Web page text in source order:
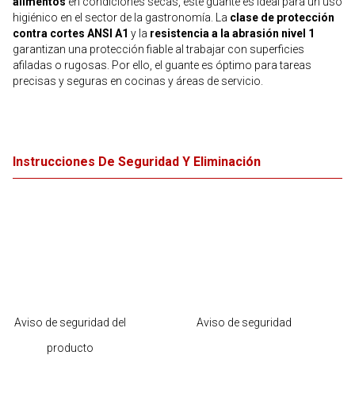
higiénico en el sector de la gastronomía. La clase de protección
contra cortes ANSI A1 y la resistencia a la abrasión nivel 1
garantizan una protección fiable al trabajar con superficies
afiladas o rugosas. Por ello, el guante es óptimo para tareas
precisas y seguras en cocinas y áreas de servicio.
Instrucciones De Seguridad Y Eliminación
Aviso de seguridad del
producto
Aviso de seguridad